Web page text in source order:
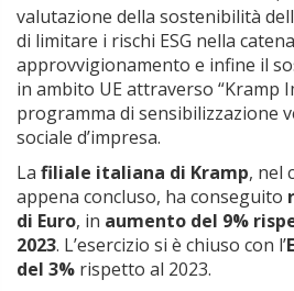
valutazione della sostenibilità
di limitare i rischi ESG nella
approvvigionamento e infine il
in ambito UE attraverso “Kramp
programma di sensibilizzazione
sociale d’impresa.
La filiale italiana di Kramp, nel
appena concluso, ha conseguito
di Euro, in aumento del 9%
2023. L’esercizio si è chiuso con l’
del 3% rispetto al 2023.